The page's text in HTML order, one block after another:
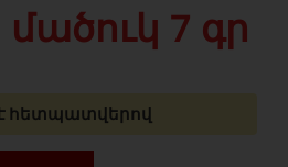
7 գր
հետպատվերով